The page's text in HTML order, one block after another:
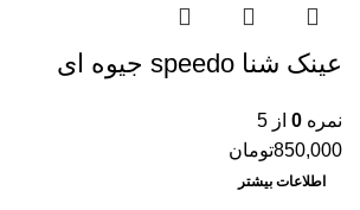
عینک شنا speedo جیوه ای
نمره 0 از 5
850,000تومان
اطلاعات بیشتر